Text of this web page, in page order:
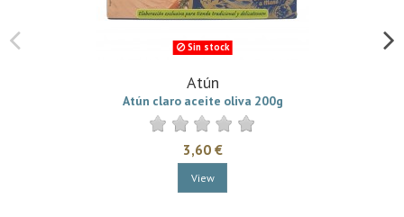
Sin stock
Atún
Atún claro aceite oliva 200g
3,60 €
View